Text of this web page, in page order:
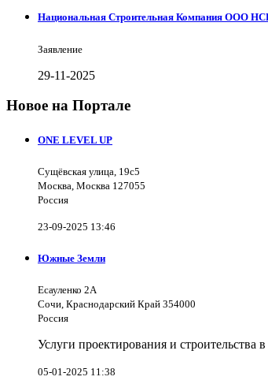
Национальная Строительная Компания ООО
Заявление
29-11-2025
Новое на Портале
ONE LEVEL UP
Сущёвская улица, 19с5
Москва, Москва 127055
Россия
23-09-2025 13:46
Южные Земли
Есауленко 2А
Сочи, Краснодарский Край 354000
Россия
Услуги проектирования и
05-01-2025 11:38